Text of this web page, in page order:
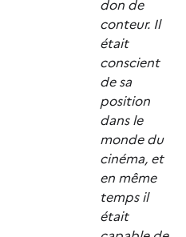
don de
conteur. Il
était
conscient
de sa
position
dans le
monde du
cinéma, et
en même
temps il
était